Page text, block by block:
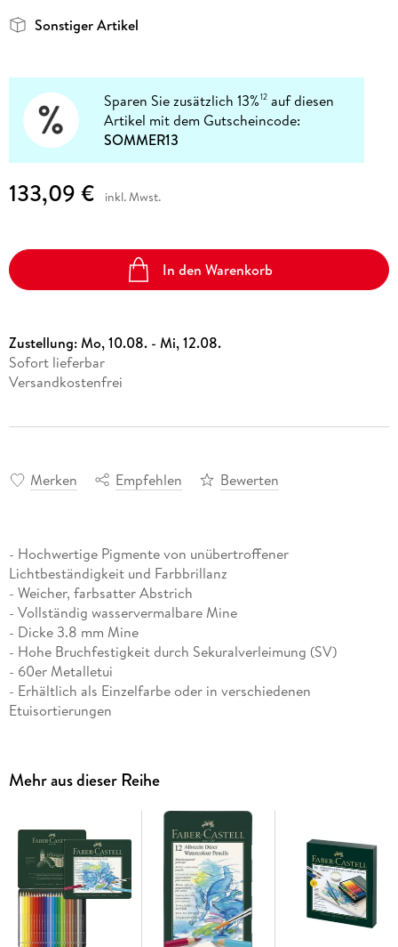
Sonstiger Artikel
Sparen Sie zusätzlich 13%12 auf diesen
Artikel mit dem Gutscheincode:
SOMMER13
133,09 € inkl. Mwst.
In den Warenkorb
Zustellung:Mo, 10.08. - Mi, 12.08.
Sofort lieferbar
Versandkostenfrei
Merken Empfehlen Bewerten
- Hochwertige Pigmente von unübertroffener
Lichtbeständigkeit und Farbbrillanz
- Weicher, farbsatter Abstrich
- Vollständig wasservermalbare Mine
- Dicke 3.8 mm Mine
- Hohe Bruchfestigkeit durch Sekuralverleimung (SV)
- 60er Metalletui
- Erhältlich als Einzelfarbe oder in verschiedenen
Etuisortierungen
und Aquarellieren. Hochwertige Materialien und die über
250-jährige Erfahrung von Faber-Castell sorgen dafür, dass
diese Aquarellbuntstifte in ihrer Leuchtkraft und
Aquarellierbarkeit unübertroffen sind.
Schon mit wenigen Pinselstrichen lässt sich der Farbauftrag
nachträglich fein oder flächig vermalen und entfaltet dabei
seine volle, einzigartige Farbkraft. Je
nach verwendetem Papier lässt sich der Farbauftrag
vollständig auflösen und verhält sich dann wie die klassische
Mehr aus dieser Reihe